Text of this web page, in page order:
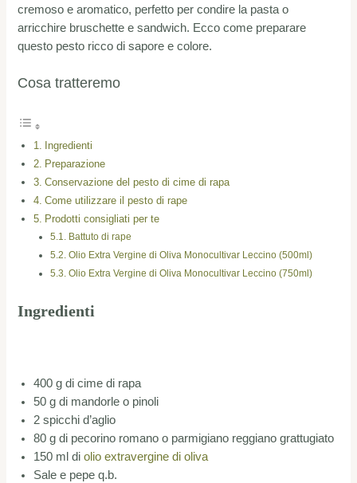
cremoso e aromatico, perfetto per condire la pasta o
arricchire bruschette e sandwich. Ecco come preparare
questo pesto ricco di sapore e colore.
Cosa tratteremo
Ingredienti
Preparazione
Conservazione del pesto di cime di rapa
Come utilizzare il pesto di rape
Prodotti consigliati per te
Battuto di rape
Olio Extra Vergine di Oliva Monocultivar Leccino (500ml)
Olio Extra Vergine di Oliva Monocultivar Leccino (750ml)
Ingredienti
400 g di cime di rapa
50 g di mandorle o pinoli
2 spicchi d’aglio
80 g di pecorino romano o parmigiano reggiano grattugiato
150 ml diolio extravergine di oliva
Sale e pepe q.b.